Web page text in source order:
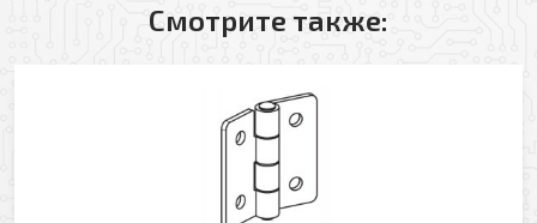
Смотрите также:
Заказать обратный звонок